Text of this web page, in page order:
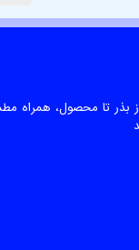
بذر تا محصول، همراه